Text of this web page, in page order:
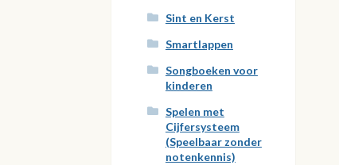
Sint en Kerst
Smartlappen
Songboeken voor
kinderen
Spelen met
Cijfersysteem
(Speelbaar zonder
notenkennis)